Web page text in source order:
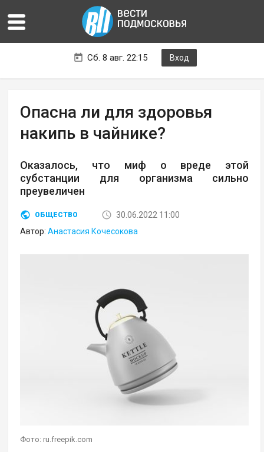
Сб. 8 авг. 22:15 Вход
Опасна ли для здоровья
накипь в чайнике?
Оказалось, что миф о вреде этой
субстанции для организма сильно
преувеличен
ОБЩЕСТВО
30.06.2022 11:00
Автор:Анастасия Кочесокова
Фото: ru.freepik.com